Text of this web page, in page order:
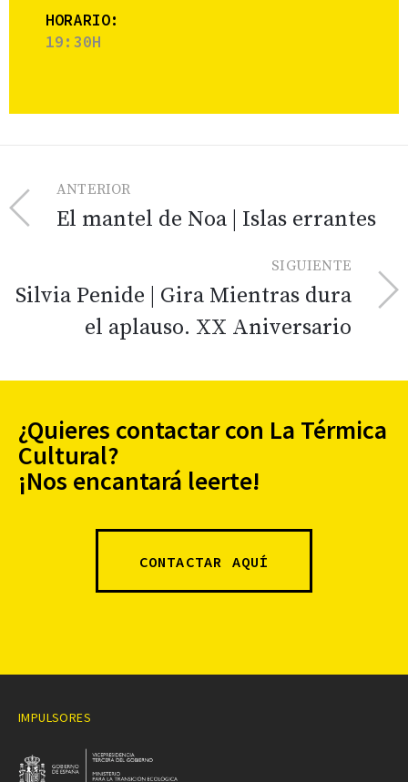
HORARIO:
19:30H
ANTERIOR
El mantel de Noa | Islas errantes
SIGUIENTE
Silvia Penide | Gira Mientras dura
el aplauso. XX Aniversario
¿Quieres contactar con La Térmica
Cultural?
¡Nos encantará leerte!
CONTACTAR AQUÍ
IMPULSORES